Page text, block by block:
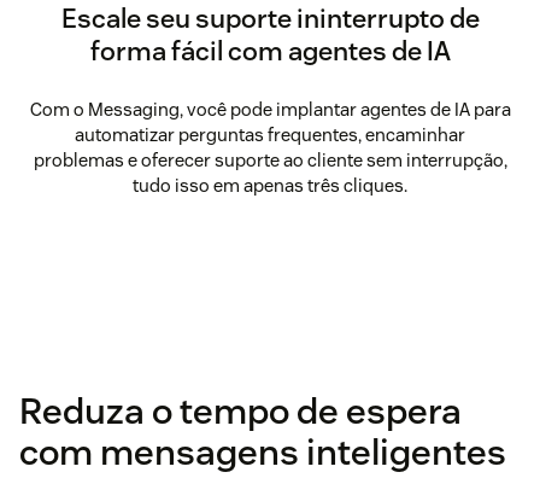
Escale seu suporte ininterrupto de
forma fácil com agentes de IA
Com o Messaging, você pode implantar agentes de IA para
automatizar perguntas frequentes, encaminhar
problemas e oferecer suporte ao cliente sem interrupção,
tudo isso em apenas três cliques.
Reduza o tempo de espera
com mensagens inteligentes